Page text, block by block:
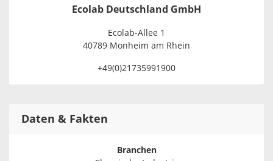
Ecolab Deutschland GmbH
Ecolab-Allee 1
40789 Monheim am Rhein
+49(0)21735991900
Daten & Fakten
Branchen